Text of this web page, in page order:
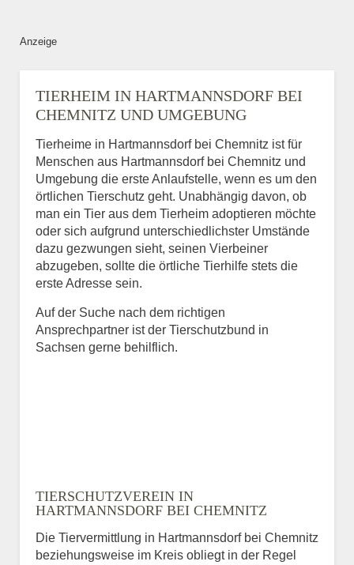
Anzeige
TIERHEIM IN HARTMANNSDORF BEI
CHEMNITZ UND UMGEBUNG
Tierheime in Hartmannsdorf bei Chemnitz ist für
Menschen aus Hartmannsdorf bei Chemnitz und
Umgebung die erste Anlaufstelle, wenn es um den
örtlichen Tierschutz geht. Unabhängig davon, ob
man ein Tier aus dem Tierheim adoptieren möchte
oder sich aufgrund unterschiedlichster Umstände
dazu gezwungen sieht, seinen Vierbeiner
abzugeben, sollte die örtliche Tierhilfe stets die
erste Adresse sein.
Auf der Suche nach dem richtigen
Ansprechpartner ist der Tierschutzbund in
Sachsen gerne behilflich.
TIERSCHUTZVEREIN IN
HARTMANNSDORF BEI CHEMNITZ
Die Tiervermittlung in Hartmannsdorf bei Chemnitz
beziehungsweise im Kreis obliegt in der Regel